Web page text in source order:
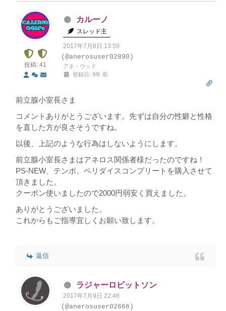
投稿: 41
カルーノ
スレッド主
2017年7月8日 13:59
(@anerosuser02890)
アネ・ウッド
登録日: 9年 前
前立腺小室長さま
コメントありがとうございます。先ずは自分の性癖と性格
を直した方が良さそうですね。
以後、上記のような行為はしないようにします。
前立腺小室長さまはアネロス関係者様だったのですね！
PS-NEW、テンポ、ペリダイスコンプリートを購入させて
頂きました。
クーポン使いましたので2000円弱安く買えました。
ありがとうございました。
これからもご指導宜しくお願い致します。
返信
ラジャーロビットソン
2017年7月9日 22:46
(@anerosuser02666)